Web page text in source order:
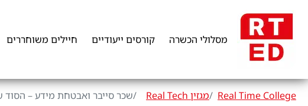
חיילים משוחררים קורסים ייעודיים מסלולי הכשרה
Real Time College מגזין Real Tech שכר סייבר ואבטחת מידע –